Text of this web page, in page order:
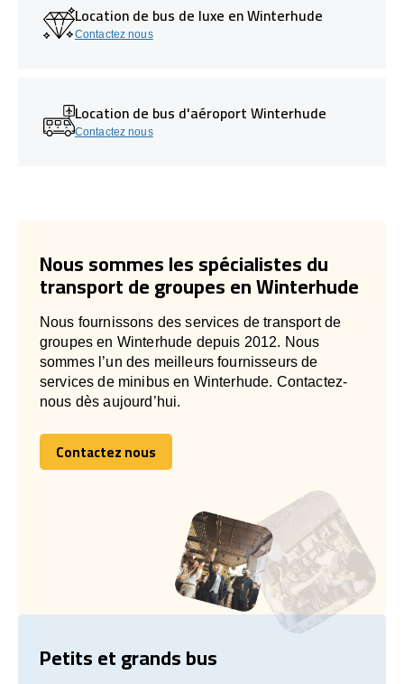
Location de bus de luxe en Winterhude
Contactez nous
Location de bus d'aéroport Winterhude
Contactez nous
Nous sommes les spécialistes du
transport de groupes en Winterhude
Nous fournissons des services de transport de
groupes en Winterhude depuis 2012. Nous
sommes l’un des meilleurs fournisseurs de
services de minibus en Winterhude. Contactez-
nous dès aujourd’hui.
Contactez nous
Contactez nous
Petits et grands bus